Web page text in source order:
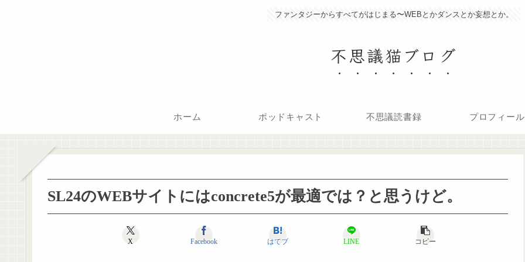
ファンタジーからすべてがはじまる〜WEBとかダンスとか妄想とか。
不思議猫ブログ
ホーム ポッドキャスト 不思議読書録 プロフィール
SL24のWEBサイトにはconcrete5が最適では？と思うけど。
X Facebook はてブ LINE コピー